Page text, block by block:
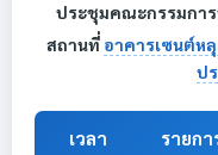
ประชุมคณะกรรมกา
สถานที่ อาคารเซนต์ห
ป
เวลา รายกา